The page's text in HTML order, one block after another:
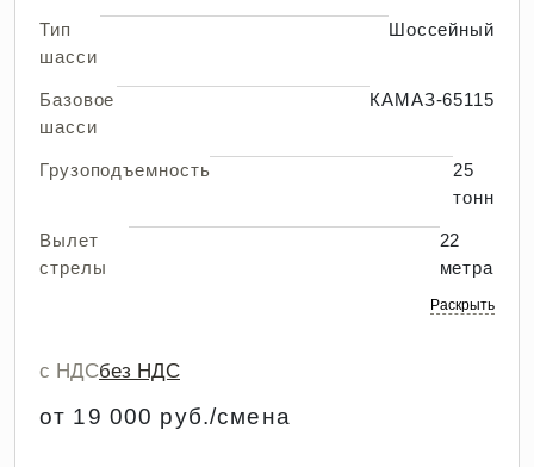
Тип
шасси
Шоссейный
Базовое
шасси
КАМАЗ-65115
Грузоподъемность
25
тонн
Вылет
стрелы
22
метра
Раскрыть
с НДСбез НДС
от 19 000 руб./смена